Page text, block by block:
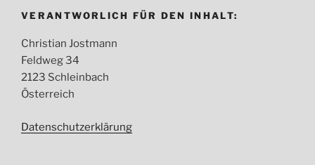
VERANTWORLICH FÜR DEN INHALT:
Christian Jostmann
Feldweg 34
2123 Schleinbach
Österreich
Datenschutzerklärung